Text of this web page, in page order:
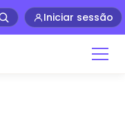
Iniciar sessão